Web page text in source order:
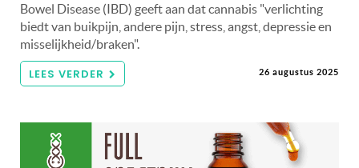
Bowel Disease (IBD) geeft aan dat cannabis "verlichting
biedt van buikpijn, andere pijn, stress, angst, depressie en
misselijkheid/braken".
LEES VERDER 26 augustus 2025